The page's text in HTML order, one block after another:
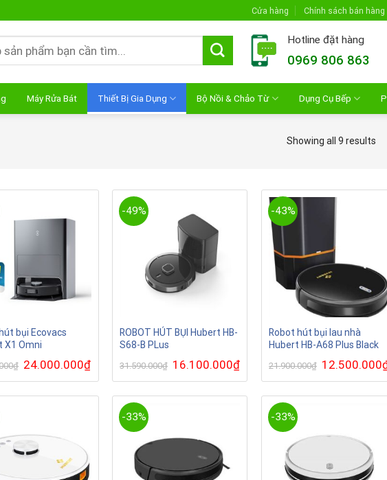
Cửa hàng Chính sách bán hàng
Hotline đặt hàng
0969 806 863
Máy Rửa Bát Thiết Bị Gia Dụng Bộ Nồi & Chảo Từ Dụng Cụ Bếp
Showing all 9 results
bụi Ecovacs
X1 Omni
₫ Giá
gốc
là:
24.000.000₫Giá
tại
24.000.000₫.
-49%
ROBOT HÚT BỤI Hubert HB-
S68-B PLus
31.590.000₫ Giá
gốc
là:
16.100.000₫Giá
tại
16.100.000₫.
-43%
Robot hút bụi lau nhà
Hubert HB-A68 Plus Black
21.900.000₫ Giá
gốc
là:
12.500.000
-33% -33%